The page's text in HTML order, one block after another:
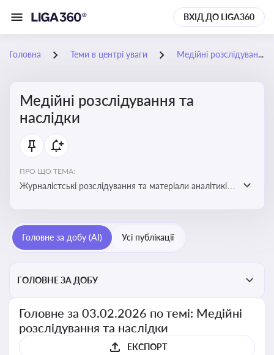
ВХІД ДО LIGA360
Головна Теми в центрі уваги Медійні розслідування та наслідки
Медійні розслідування та
наслідки
ПРО ЩО ТЕМА:
Журналістські розслідування та матеріали аналітиків
компаній, посадових осіб і пов’язаних осіб
Головне за добу (AI) Усі публікації
ГОЛОВНЕ ЗА ДОБУ
Головне за 03.02.2026 по темі: Медійні
розслідування та наслідки
ЕКСПОРТ